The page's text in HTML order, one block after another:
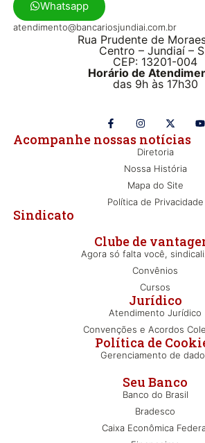
Seu Banco
Banco do Brasil
Bradesco
Caixa Econômica
Clube de
Agora só falta você,
Convênios
Cursos
Jurídico
Atendimento Jurídico
Convenções e Acordos
Política de
Gerenciamento de
Sindicato
Diretoria
Nossa História
Mapa do Site
Política de Privacidade
Acompanhe nossas notícias
Whatsapp
atendimento@bancariosjundiai.com.br
Rua Prudente de
Centro – Jundiaí –
CEP: 13201-004
Horário de
das 9h às 17h30